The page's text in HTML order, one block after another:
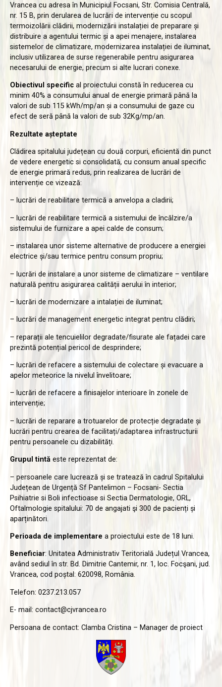
Vrancea cu adresa în Municipiul Focsani, Str. Comisia Centrală,
nr. 15 B, prin derularea de lucrări de intervenție cu scopul
termoizolării clădirii, modernizării instalației de preparare și
distribuire a agentului termic și a apei menajere, instalarea
sistemelor de climatizare, modernizarea instalației de iluminat,
inclusiv utilizarea de surse regenerabile pentru asigurarea
necesarului de energie, precum si alte lucrari conexe.
Obiectivul specific al proiectului constă în reducerea cu
minim 40% a consumului anual de energie primară până la
valori de sub 115 kWh/mp/an și a consumului de gaze cu
efect de seră până la valori de sub 32Kg/mp/an.
Rezultate așteptate
Clădirea spitalului județean cu două corpuri, eficientă din punct
de vedere energetic si consolidată, cu consum anual specific
de energie primară redus, prin realizarea de lucrări de
intervenție ce vizează:
– lucrări de reabilitare termică a anvelopa a cladirii;
– lucrări de reabilitare termică a sistemului de încălzire/a
sistemului de furnizare a apei calde de consum;
– instalarea unor sisteme alternative de producere a energiei
electrice și/sau termice pentru consum propriu;
– lucrări de instalare a unor sisteme de climatizare – ventilare
naturală pentru asigurarea calității aerului în interior;
– lucrări de modernizare a intalației de iluminat;
– lucrări de management energetic integrat pentru clădiri;
– reparații ale tencuielilor degradate/fisurate ale fațadei care
prezintă potențial pericol de desprindere;
– lucrări de refacere a sistemului de colectare și evacuare a
apelor meteorice la nivelul învelitoare;
– lucrări de refacere a finisajelor interioare în zonele de
intervenție;
– lucrări de reparare a trotuarelor de protecție degradate și
lucrări pentru crearea de facilitați/adaptarea infrastructurii
pentru persoanele cu dizabilități.
Grupul tintă este reprezentat de:
– persoanele care lucrează și se tratează în cadrul Spitalului
Județean de Urgență Sf Pantelimon – Focsani- Sectia
Psihiatrie si Boli infectioase si Sectia Dermatologie, ORL,
Oftalmologie spitalului: 70 de angajati şi 300 de pacienți și
aparținători.
Perioada de implementare a proiectului este de 18 luni.
Beneficiar: Unitatea Administrativ Teritorială Județul Vrancea,
având sediul în str. Bd. Dimitrie Cantemir, nr. 1, loc. Focşani, jud.
Vrancea, cod poștal: 620098, România.
Telefon: 0237.213.057
E- mail: contact@cjvrancea.ro
Persoana de contact: Clamba Cristina – Manager de proiect